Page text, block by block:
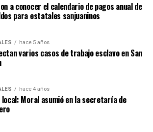
a conocer el calendario de pagos anual de
para estatales sanjuaninos
hace 5 años
varios casos de trabajo esclavo en San
hace 4 años
local: Moral asumió en la secretaría de